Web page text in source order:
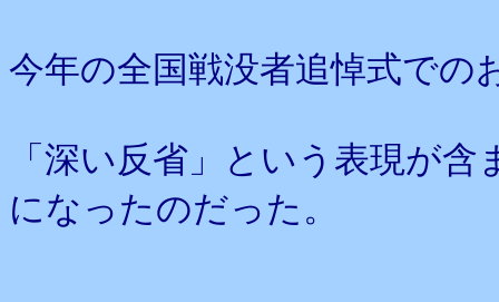
今年の全国戦没者追悼式での
「深い反省」という表現が
になったのだった。